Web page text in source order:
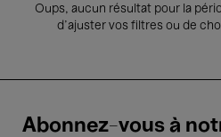
Oups, aucun résultat pour la
d’ajuster vos filtres ou de
Abonnez-vous à